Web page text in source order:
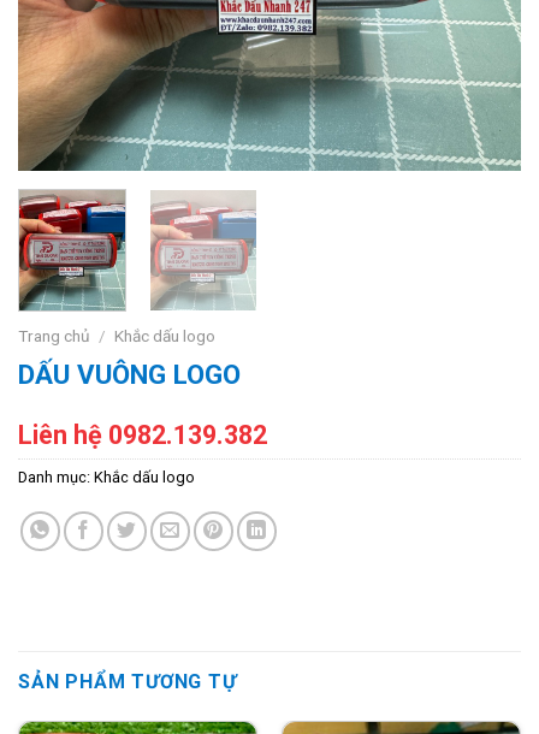
Trang chủ / Khắc dấu logo
DẤU VUÔNG LOGO
Liên hệ 0982.139.382
Danh mục: Khắc dấu logo
SẢN PHẨM TƯƠNG TỰ